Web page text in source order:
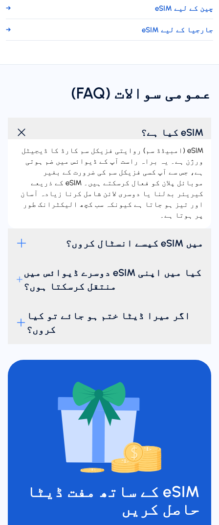
چین کے لیے eSIM →
جارجیا کے لیے eSIM →
عمومی سوالات (FAQ)
eSIM کیا ہے؟
eSIM (امبیڈڈ سم) روایتی فزیکل سم کارڈ کا ڈیجیٹل
ورژن ہے۔ یہ براہ راست آپ کے ڈیوائس میں ضم ہوتی
ہے، جس سے آپ کسی فزیکل سم کی ضرورت کے بغیر
موبائل پلان کو فعال کرسکتے ہیں۔ eSIM کے ذریعے
کیریئر بدلنا یا دوسری لائن شامل کرنا زیادہ آسان
اور تیز ہو جاتا ہے کیونکہ سب کچھ الیکٹرانک طور
پر ہوتا ہے۔
میں eSIM کیسے انسٹال کروں؟
کیا میں اپنی eSIM دوسرے ڈیوائس میں
منتقل کرسکتا ہوں؟
اگر میرا ڈیٹا ختم ہو جائے تو کیا
کروں؟
eSIM کے ساتھ مفت ڈیٹا
حاصل کریں